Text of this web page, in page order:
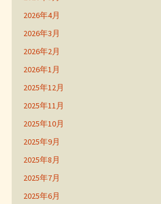
2026年4月
2026年3月
2026年2月
2026年1月
2025年12月
2025年11月
2025年10月
2025年9月
2025年8月
2025年7月
2025年6月